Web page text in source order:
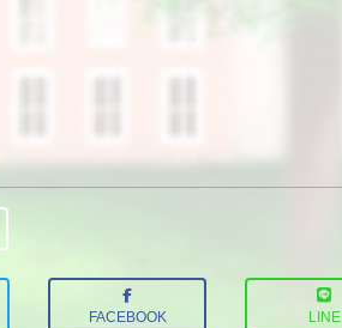
FACEBOOK LINE